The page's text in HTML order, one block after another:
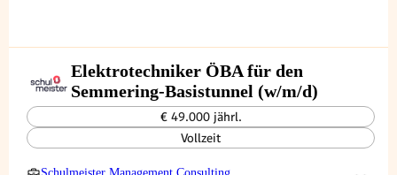
Elektrotechniker ÖBA für den
Semmering-Basistunnel (w/m/d)
€ 49.000 jährl.
Vollzeit